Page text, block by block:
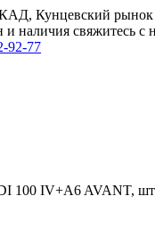
Кунцевский рынок
и наличия свяжитесь с
92-77
100 IV+A6 AVANT, шт